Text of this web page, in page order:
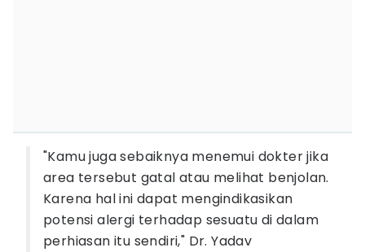
"Kamu juga sebaiknya menemui dokter jika
area tersebut gatal atau melihat benjolan.
Karena hal ini dapat mengindikasikan
potensi alergi terhadap sesuatu di dalam
perhiasan itu sendiri," Dr. Yadav